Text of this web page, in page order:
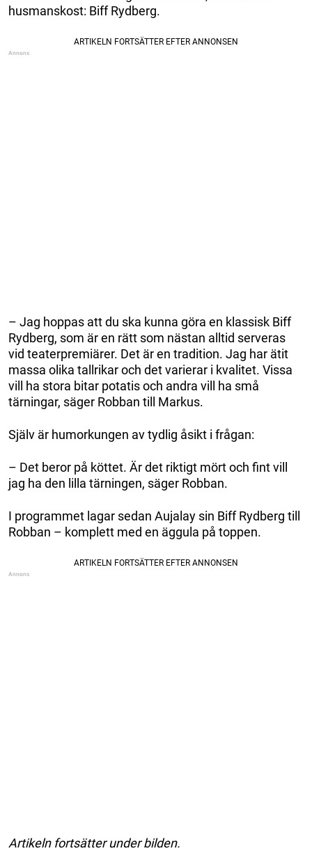
husmanskost: Biff Rydberg.
– Jag hoppas att du ska kunna göra en klassisk Biff
Rydberg, som är en rätt som nästan alltid serveras
vid teaterpremiärer. Det är en tradition. Jag har ätit
massa olika tallrikar och det varierar i kvalitet. Vissa
vill ha stora bitar potatis och andra vill ha små
tärningar, säger Robban till Markus.
Själv är humorkungen av tydlig åsikt i frågan:
– Det beror på köttet. Är det riktigt mört och fint vill
jag ha den lilla tärningen, säger Robban.
I programmet lagar sedan Aujalay sin Biff Rydberg till
Robban – komplett med en äggula på toppen.
Artikeln fortsätter under bilden.